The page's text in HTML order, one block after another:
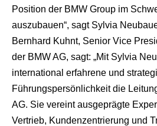
Position der BMW Group im
auszubauen“, sagt Sylvia
Bernhard Kuhnt, Senior Vice
der BMW AG, sagt: „Mit Sylvia
international erfahrene und
Führungspersönlichkeit die
AG. Sie vereint ausgeprägte
Vertrieb, Kundenzentrierung und